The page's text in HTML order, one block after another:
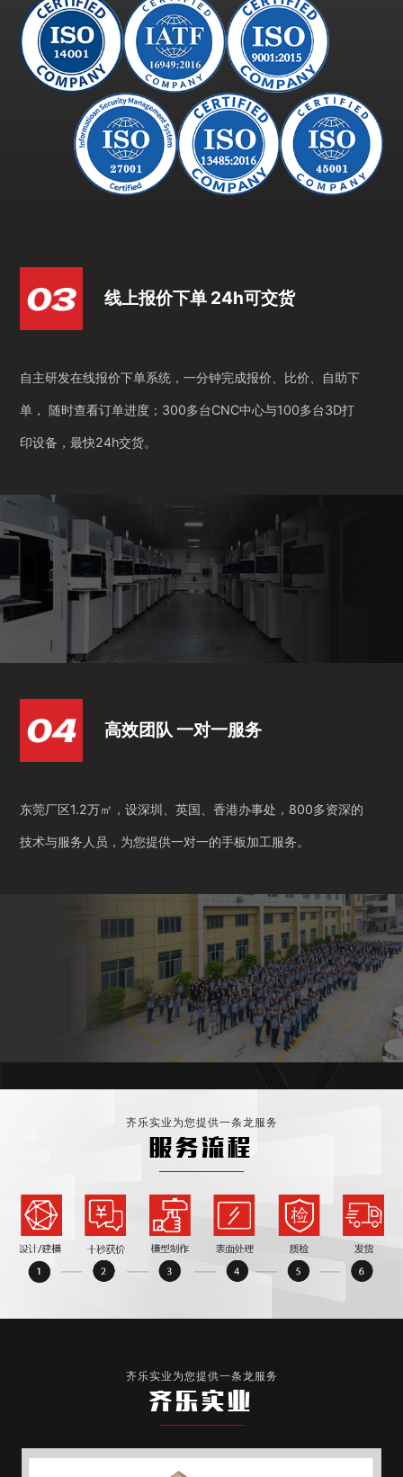
线上报价下单 24h可交货
自主研发在线报价下单系统，一分钟完成报价、比价、自助下
单， 随时查看订单进度；300多台CNC中心与100多台3D打
印设备，最快24h交货。
高效团队 一对一服务
东莞厂区1.2万㎡，设深圳、英国、香港办事处，800多资深的
技术与服务人员，为您提供一对一的手板加工服务。
齐乐实业为您提供一条龙服务
服务流程
齐乐实业为您提供一条龙服务
齐乐实业